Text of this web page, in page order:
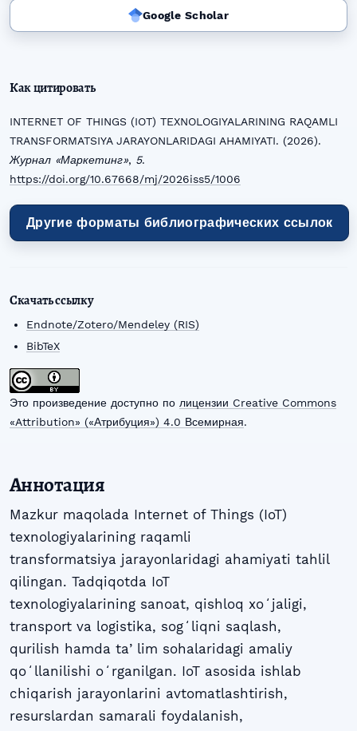
Google Scholar
Как цитировать
INTERNET OF THINGS (IOT) TEXNOLOGIYALARINING RAQAMLI
TRANSFORMATSIYA JARAYONLARIDAGI AHAMIYATI. (2026).
Журнал «Маркетинг», 5.
https://doi.org/10.67668/mj/2026iss5/1006
Другие форматы библиографических ссылок
Скачать ссылку
Endnote/Zotero/Mendeley (RIS)
BibTeX
Это произведение доступно по лицензии Creative Commons
«Attribution» («Атрибуция») 4.0 Всемирная.
Аннотация
Mazkur maqolada Internet of Things (IoT)
texnologiyalarining raqamli
transformatsiya jarayonlaridagi ahamiyati tahlil
qilingan. Tadqiqotda IoT
texnologiyalarining sanoat, qishloq xoʻjaligi,
transport va logistika, sogʻliqni saqlash,
qurilish hamda taʼlim sohalaridagi amaliy
qoʻllanilishi oʻrganilgan. IoT asosida ishlab
chiqarish jarayonlarini avtomatlashtirish,
resurslardan samarali foydalanish,